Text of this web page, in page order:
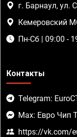
г. Барнаул, ул.
Кемеровский
Пн-Сб | 09:00 -
Контакты
Telegram:
Max: Евро Чип
https://vk.com/